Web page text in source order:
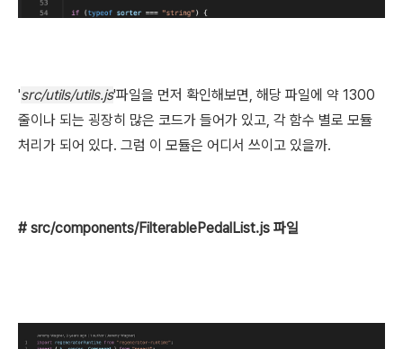
'src/utils/utils.js'파일을 먼저 확인해보면, 해당 파일에 약 1300
줄이나 되는 굉장히 많은 코드가 들어가 있고, 각 함수 별로 모듈
처리가 되어 있다. 그럼 이 모듈은 어디서 쓰이고 있을까.
# src/components/FilterablePedalList.js 파일